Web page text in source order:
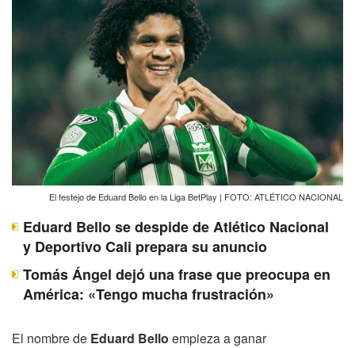
El festejo de Eduard Bello en la Liga BetPlay | FOTO: ATLÉTICO NACIONAL
Eduard Bello se despide de Atlético Nacional
y Deportivo Cali prepara su anuncio
Tomás Ángel dejó una frase que preocupa en
América: «Tengo mucha frustración»
El nombre de Eduard Bello empieza a ganar